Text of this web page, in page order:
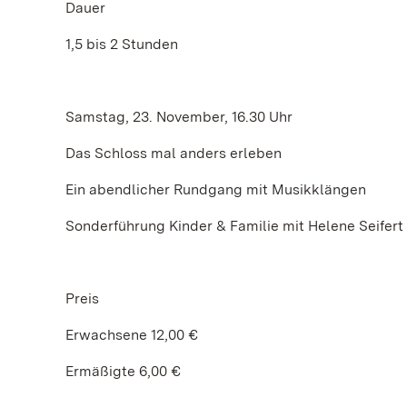
Dauer
1,5 bis 2 Stunden
Samstag, 23. November, 16.30 Uhr
Das Schloss mal anders erleben
Ein abendlicher Rundgang mit Musikklängen
Sonderführung Kinder & Familie mit Helene Seifert
Preis
Erwachsene 12,00 €
Ermäßigte 6,00 €